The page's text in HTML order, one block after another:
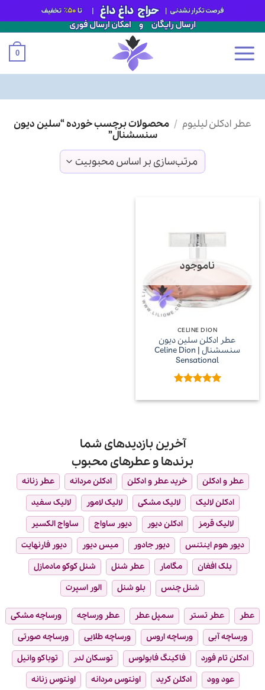
0
عطر ادکلن لیلیوم / محصولات برچسب خورده “سلین دیون
سنسشنال”
ناموجود
CELINE DION
عطر ادکلن سلین دیون
سنسشنال | Celine Dion
Sensational
5
آخرین بازدیدهای شما
برندها و عطرهای محبوب
عطر و ادکلن خرید عطر و ادکلن ادکلن مردانه
عطر زنانه
ادکلن لالیک
لالیک مشکی لالیک لامور
لالیک سفید
لالیک قرمز
ادکلن دیور دیور ساواج
ساواج الکسیر
دیور هوم اینتنس
دیور جادور میس دیور
دیور فارنهایت
بلک افغان
مگامار عطر شنل
شنل کوکو مادمازل
شنل چنس
بلو شنل الور اسپرت
عطر عطر تستر سمپل عطر عطر ورساچه
ورساچه مشکی
ورساچه آبی
ورساچه اروس ورساچه طلایی
ورساچه صورتی
ادکلن تام فورد
فاکینگ فابولوس توسکان لدر
توباکو وانیل
عود وود
ادکلن کرید اونتوس مردانه
اونتوس زنانه